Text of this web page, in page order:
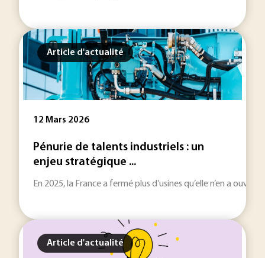
Article d'actualité
12 Mars 2026
Pénurie de talents industriels : un
enjeu stratégique ...
En 2025, la France a fermé plus d’usines qu’elle n’en a
Article d'actualité